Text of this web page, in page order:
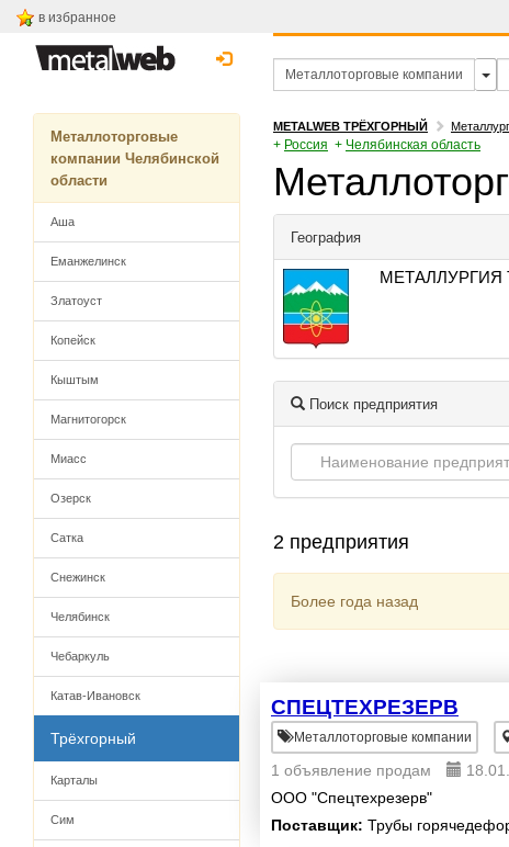
в избранное
Металлоторговые
компании Челябинской
области
Аша
Еманжелинск
Златоуст
Копейск
Кыштым
Магнитогорск
Миасс
Озерск
Сатка
Снежинск
Челябинск
Чебаркуль
Катав-Ивановск
Трёхгорный
Карталы
Сим
METALWEB ТРЁХГОРНЫЙ
+ Россия + Челябинская область
География
МЕТАЛЛУРГИЯ
Поиск предприятия
2 предприятия
Более года назад
СПЕЦТЕХРЕЗЕРВ
Металлоторговые компании
1 объявление продам
ООО "Спецтехрезерв"
Поставщик: Трубы